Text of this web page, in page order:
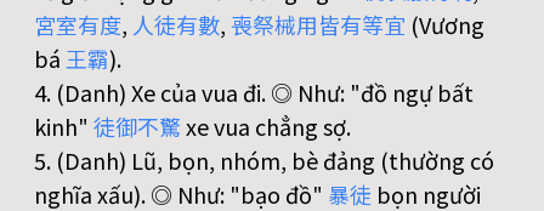
宮室有度, 人徒有數, 喪祭械用皆有等宜 (Vương
bá 王霸).
4. (Danh) Xe của vua đi. ◎ Như: "đồ ngự bất
kinh" 徒御不驚xe vua chẳng sợ.
5. (Danh) Lũ, bọn, nhóm, bè đảng (thường có
nghĩa xấu). ◎ Như: "bạo đồ" 暴徒 bọn người